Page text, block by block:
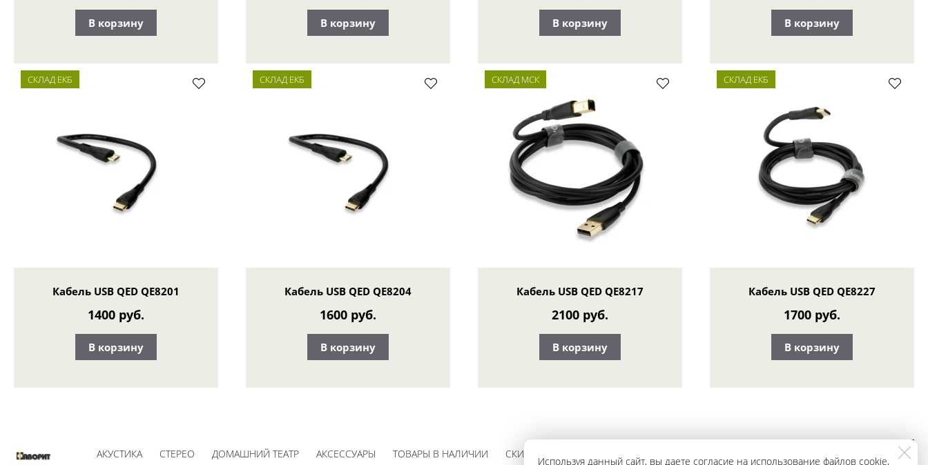
В корзину В корзину В корзину В корзину
СКЛАД ЕКБ
Кабель USB QED QE8201
1400 руб.
В корзину
СКЛАД ЕКБ
Кабель USB QED QE8204
1600 руб.
В корзину
СКЛАД МСК
Кабель USB QED QE8217
2100 руб.
В корзину
СКЛАД ЕКБ
Кабель USB QED QE8227
1700 руб.
В корзину
Используя данный сайт, вы даете согласие на использование файлов cookie,
АКУСТИКА СТЕРЕО ДОМАШНИЙ ТЕАТР АКСЕССУАРЫ ТОВАРЫ В НАЛИЧИИ
СКИДКИ
+79965943296
ЗАКАЗАТЬ